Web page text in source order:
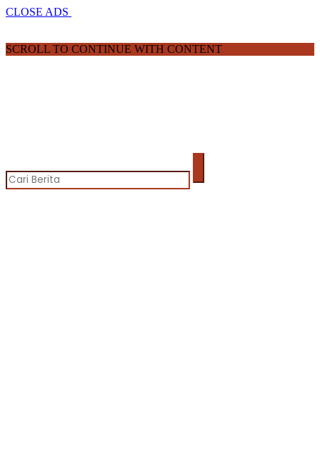
CLOSE ADS
SCROLL TO CONTINUE WITH CONTENT